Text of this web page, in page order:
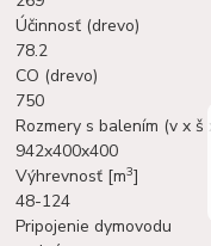
Účinnosť (drevo)
78.2
CO (drevo)
750
Rozmery s balením (v x š
942x400x400
Výhrevnosť [m3]
48-124
Pripojenie dymovodu